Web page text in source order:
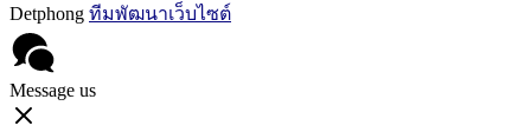
Detphong ทีมพัฒนาเว็บไซต์
Message us